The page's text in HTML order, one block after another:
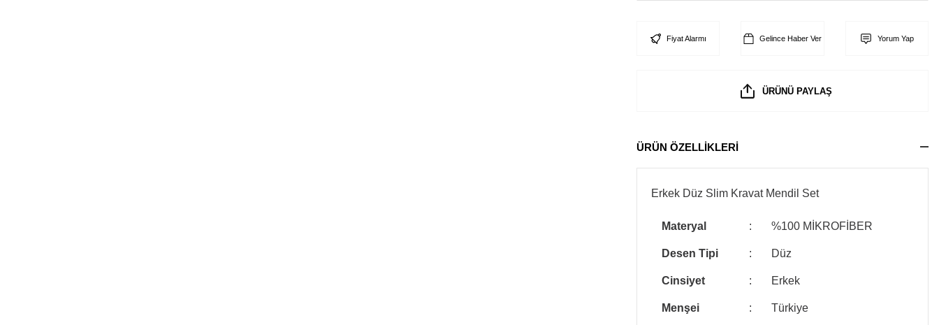
Fiyat Alarmı Gelince Haber Ver Yorum Yap
ÜRÜNÜ PAYLAŞ
ÜRÜN ÖZELLİKLERİ
Erkek Düz Slim Kravat Mendil Set
Materyal : %100 MİKROFİBER
Desen Tipi : Düz
Cinsiyet : Erkek
Menşei :
Türkiye